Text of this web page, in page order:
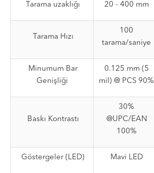
Tarama uzaklığı 20 - 400 mm
Tarama Hızı
100
tarama/saniye
Minumum Bar
Genişliği
0.125 mm (5
mil) @ PCS 90%
Baskı Kontrastı
30%
@UPC/EAN
100%
Göstergeler (LED) Mavi LED